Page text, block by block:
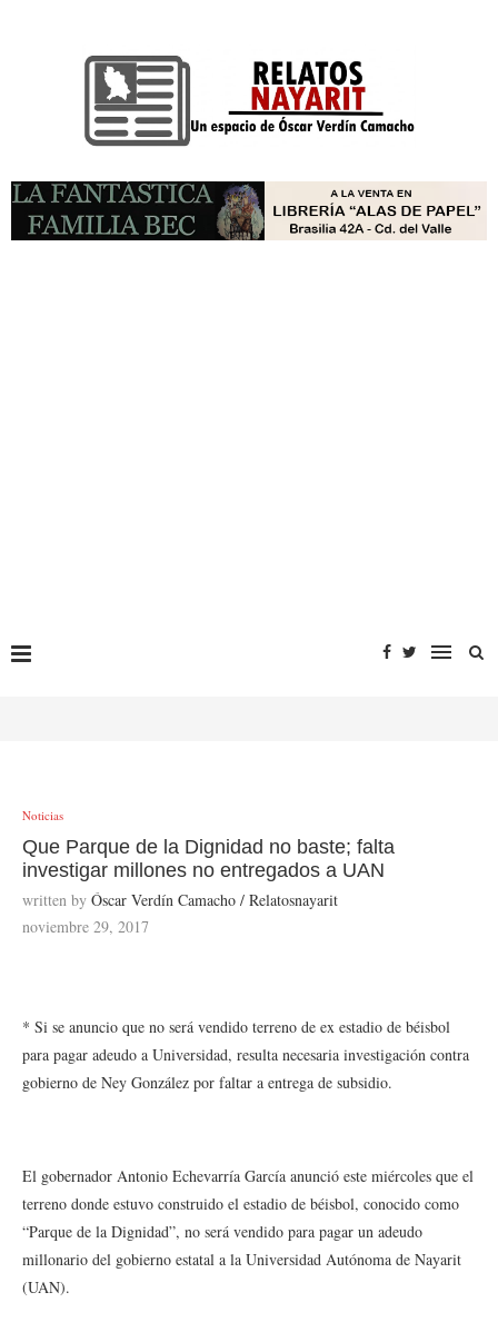
Noticias
Que Parque de la Dignidad no baste; falta
investigar millones no entregados a UAN
written by Óscar Verdín Camacho / Relatosnayarit
noviembre 29, 2017
* Si se anuncio que no será vendido terreno de ex estadio de béisbol
para pagar adeudo a Universidad, resulta necesaria investigación contra
gobierno de Ney González por faltar a entrega de subsidio.
El gobernador Antonio Echevarría García anunció este miércoles que el
terreno donde estuvo construido el estadio de béisbol, conocido como
“Parque de la Dignidad”, no será vendido para pagar un adeudo
millonario del gobierno estatal a la Universidad Autónoma de Nayarit
(UAN).